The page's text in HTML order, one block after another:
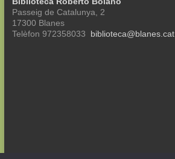
Passeig de Catalunya, 2
17300 Blanes
Telèfon 972358033 biblioteca@blanes.cat